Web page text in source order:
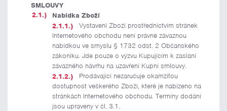
SMLOUVY
Nabídka Zboží
Vystavení Zboží prostřednictvím stránek
Internetového obchodu není právně závaznou
nabídkou ve smyslu § 1732 odst. 2 Občanského
zákoníku. Jde pouze o výzvu Kupujícím k zaslání
závazného návrhu na uzavření Kupní smlouvy.
Prodávající nezaručuje okamžitou
dostupnost veškerého Zboží, které je nabízeno na
stránkách Internetového obchodu. Termíny dodání
jsou upraveny v čl. 3.1.